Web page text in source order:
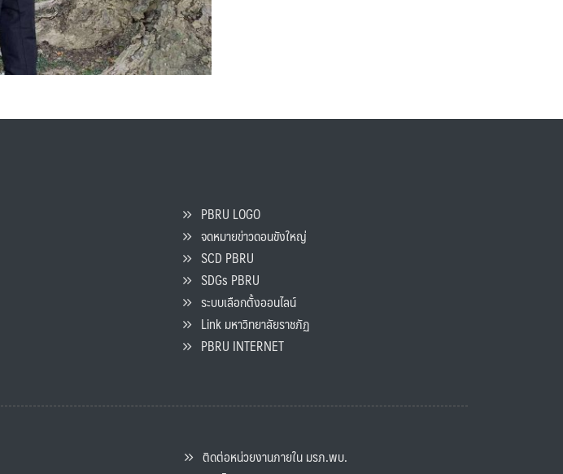
PBRU LOGO
จดหมายข่าวดอนขังใหญ่
SCD PBRU
SDGs PBRU
ระบบเลือกตั้งออนไลน์
Link มหาวิทยาลัยราชภัฏ
PBRU INTERNET
ติดต่อหน่วยงานภายใน มรภ.พบ.